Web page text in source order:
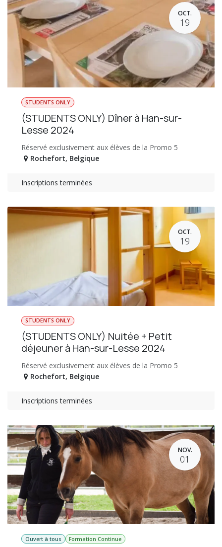
OCT.
19
STUDENTS ONLY
(STUDENTS ONLY) Dîner à Han-sur-
Lesse 2024
Réservé exclusivement aux élèves de la Promo 5
Rochefort, Belgique
Inscriptions terminées
OCT.
19
STUDENTS ONLY
(STUDENTS ONLY) Nuitée + Petit
déjeuner à Han-sur-Lesse 2024
Réservé exclusivement aux élèves de la Promo 5
Rochefort, Belgique
Inscriptions terminées
NOV.
01
Ouvert à tous Formation Continue